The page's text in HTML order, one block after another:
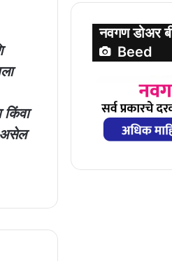
किंवा
असेल
नवगण डोअर
Beed